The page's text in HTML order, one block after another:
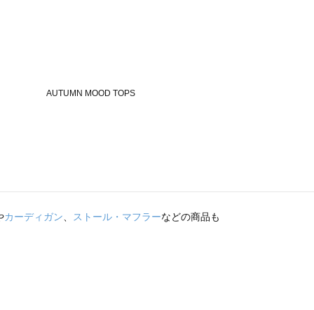
カーディガン ストール・マフラーなどの商品も